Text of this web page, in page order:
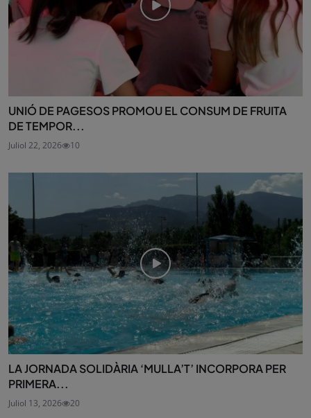
UNIÓ DE PAGESOS PROMOU EL CONSUM DE FRUITA
DE TEMPOR...
Juliol 22, 2026 10
LA JORNADA SOLIDÀRIA ‘MULLA’T’ INCORPORA PER
PRIMERA...
Juliol 13, 2026 20